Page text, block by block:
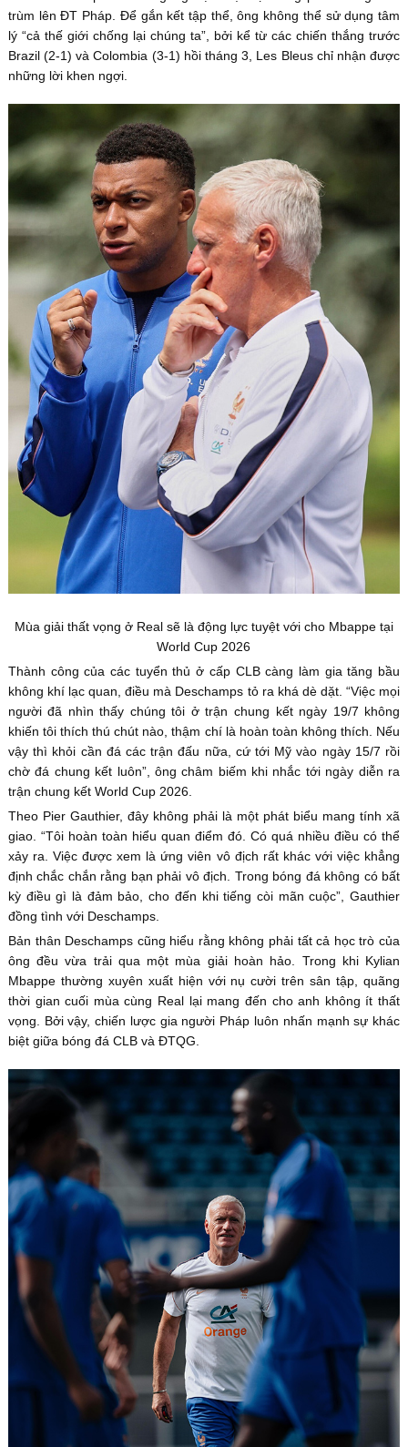
trùm lên ĐT Pháp. Để gắn kết tập thể, ông không thể sử dụng tâm
lý “cả thế giới chống lại chúng ta”, bởi kể từ các chiến thắng trước
Brazil (2-1) và Colombia (3-1) hồi tháng 3, Les Bleus chỉ nhận được
những lời khen ngợi.
Mùa giải thất vọng ở Real sẽ là động lực tuyệt với cho Mbappe tại
World Cup 2026
Thành công của các tuyển thủ ở cấp CLB càng làm gia tăng bầu
không khí lạc quan, điều mà Deschamps tỏ ra khá dè dặt. “Việc mọi
người đã nhìn thấy chúng tôi ở trận chung kết ngày 19/7 không
khiến tôi thích thú chút nào, thậm chí là hoàn toàn không thích. Nếu
vậy thì khỏi cần đá các trận đấu nữa, cứ tới Mỹ vào ngày 15/7 rồi
chờ đá chung kết luôn”, ông châm biếm khi nhắc tới ngày diễn ra
trận chung kết World Cup 2026.
Theo Pier Gauthier, đây không phải là một phát biểu mang tính xã
giao. “Tôi hoàn toàn hiểu quan điểm đó. Có quá nhiều điều có thể
xảy ra. Việc được xem là ứng viên vô địch rất khác với việc khẳng
định chắc chắn rằng bạn phải vô địch. Trong bóng đá không có bất
kỳ điều gì là đảm bảo, cho đến khi tiếng còi mãn cuộc”, Gauthier
đồng tình với Deschamps.
Bản thân Deschamps cũng hiểu rằng không phải tất cả học trò của
ông đều vừa trải qua một mùa giải hoàn hảo. Trong khi Kylian
Mbappe thường xuyên xuất hiện với nụ cười trên sân tập, quãng
thời gian cuối mùa cùng Real lại mang đến cho anh không ít thất
vọng. Bởi vậy, chiến lược gia người Pháp luôn nhấn mạnh sự khác
biệt giữa bóng đá CLB và ĐTQG.